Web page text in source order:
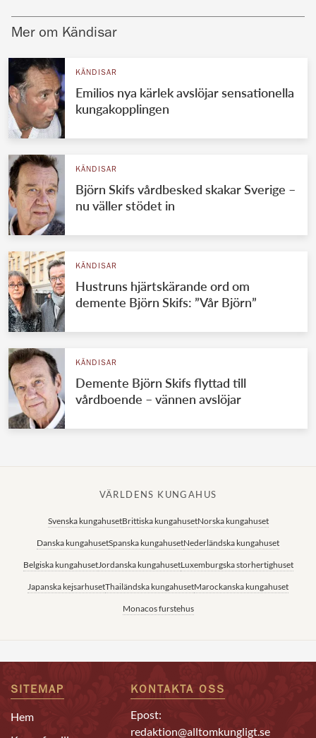
Mer om Kändisar
KÄNDISAR
Emilios nya kärlek avslöjar sensationella
kungakopplingen
KÄNDISAR
Björn Skifs vårdbesked skakar Sverige –
nu väller stödet in
KÄNDISAR
Hustruns hjärtskärande ord om
demente Björn Skifs: ”Vår Björn”
KÄNDISAR
Demente Björn Skifs flyttad till
vårdboende – vännen avslöjar
VÄRLDENS KUNGAHUS
Svenska kungahusetBrittiska kungahusetNorska kungahuset
Danska kungahusetSpanska kungahusetNederländska kungahuset
Belgiska kungahusetJordanska kungahusetLuxemburgska storhertighuset
Japanska kejsarhusetThailändska kungahusetMarockanska kungahuset
Monacos furstehus
SITEMAP
Hem
KONTAKTA OSS
Epost:
redaktion@alltomkungligt.se